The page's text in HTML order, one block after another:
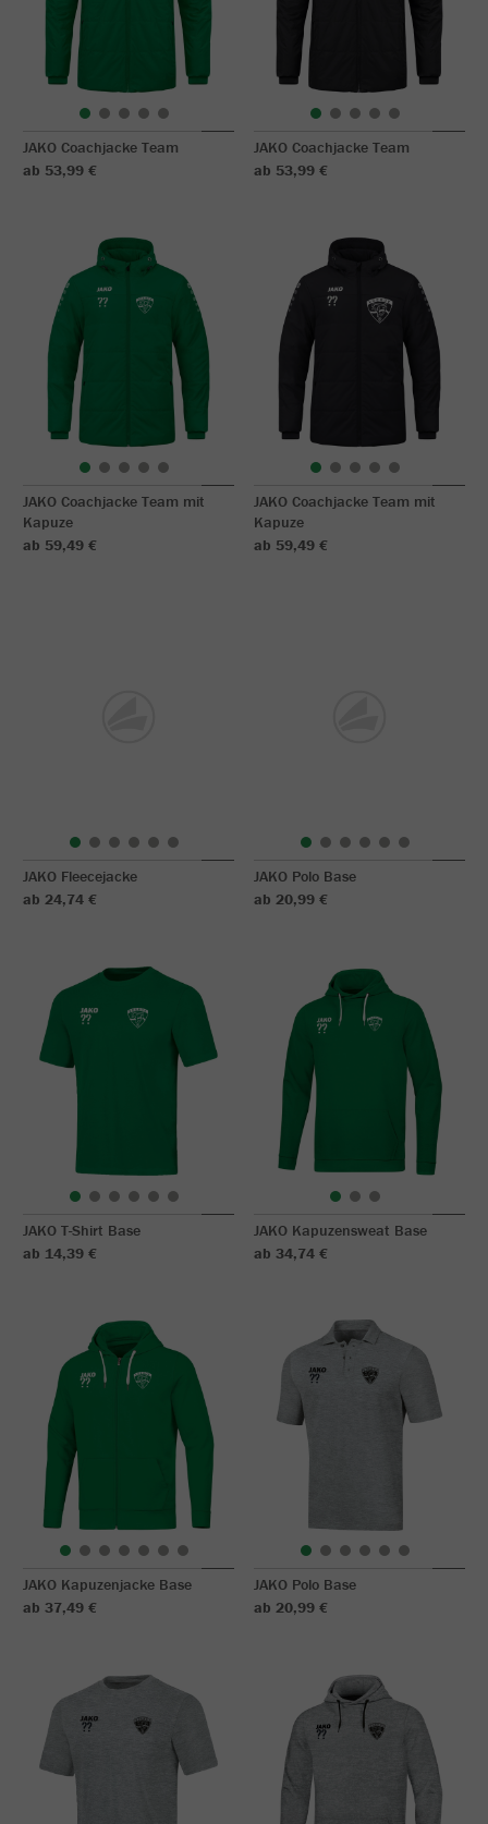
JAKO Coachjacke Team
ab 53,99 €
JAKO Coachjacke Team
ab 53,99 €
JAKO Coachjacke Team mit
Kapuze
ab 59,49 €
JAKO Coachjacke Team mit
Kapuze
ab 59,49 €
JAKO Fleecejacke
ab 24,74 €
JAKO Polo Base
ab 20,99 €
JAKO T-Shirt Base
ab 14,39 €
JAKO Kapuzensweat Base
ab 34,74 €
JAKO Kapuzenjacke Base
ab 37,49 €
JAKO Polo Base
ab 20,99 €